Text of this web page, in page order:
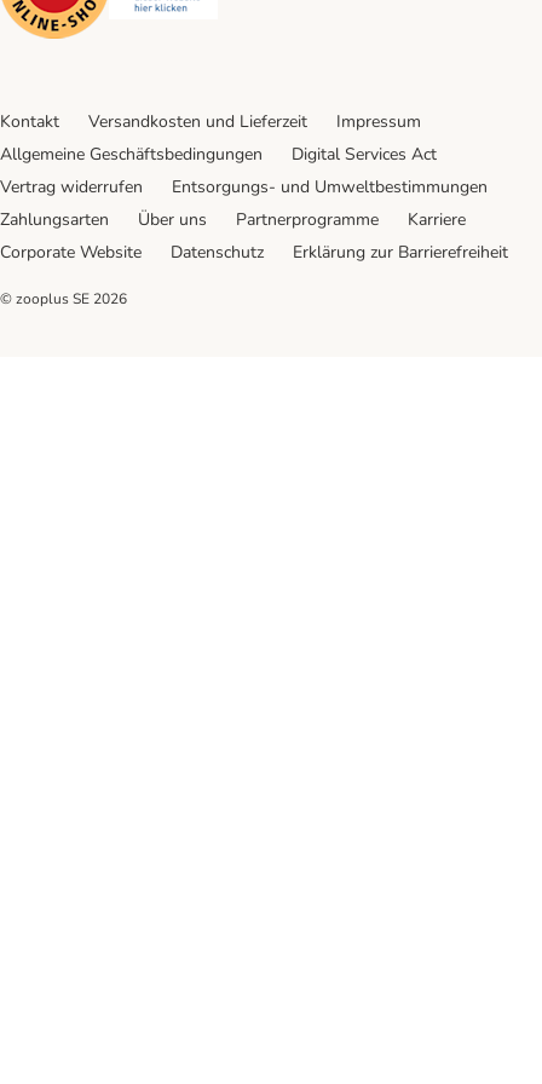
Kontakt Versandkosten und Lieferzeit
Impressum
Allgemeine Geschäftsbedingungen
Digital Services Act
Vertrag widerrufen
Entsorgungs- und Umweltbestimmungen
Zahlungsarten
Über uns Partnerprogramme
Karriere
Corporate Website
Datenschutz Erklärung zur Barrierefreiheit
© zooplus SE 2026